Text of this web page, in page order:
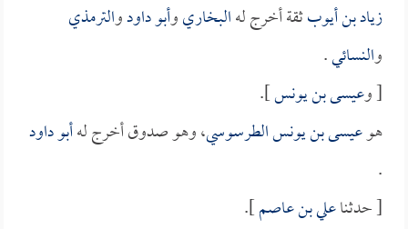
زياد بن أيوبثقة أخرج لهالبخاريوأبو داودوالترمذي
والنسائي.
[ وعيسى بن يونس].
هوعيسى بن يونس الطرسوسي، وهو صدوق أخرج لهأبو داود
.
[ حدثناعلي بن عاصم].